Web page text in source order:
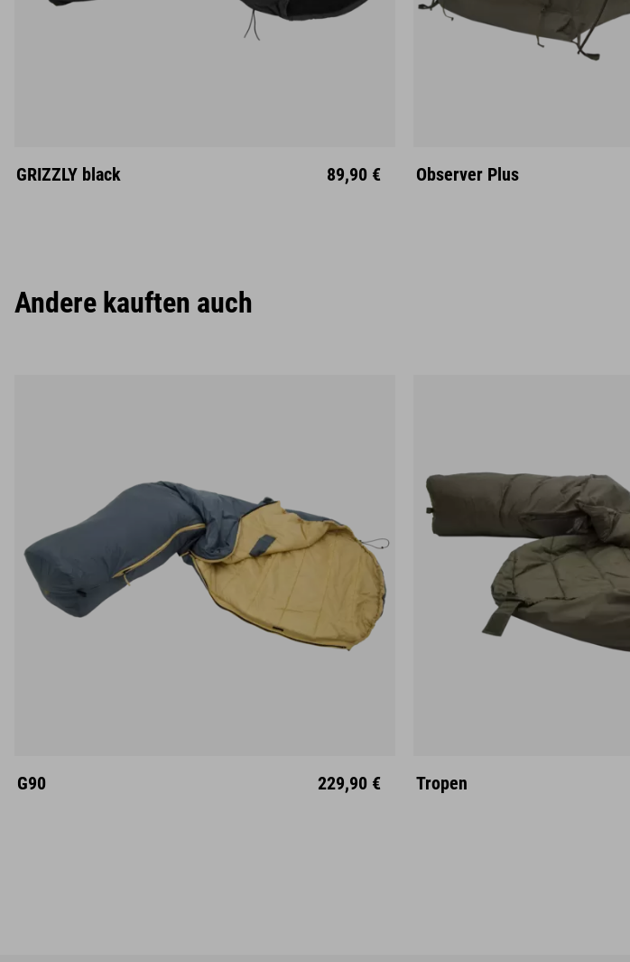
GRIZZLY black 89,90 € Observer Plus
Andere kauften auch
G90 229,90 € Tropen